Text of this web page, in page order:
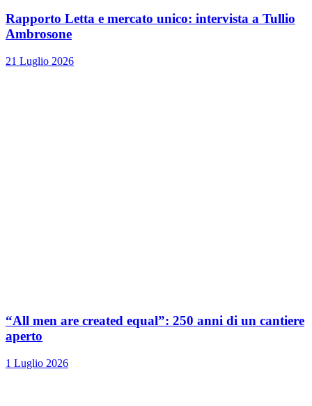
Rapporto Letta e mercato unico: intervista a Tullio
Ambrosone
21 Luglio 2026
“All men are created equal”: 250 anni di un cantiere
aperto
1 Luglio 2026